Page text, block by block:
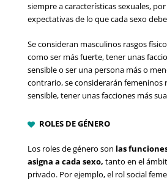
siempre a características sexuales,
expectativas de lo que cada sexo
Se consideran masculinos rasgos
como ser más fuerte, tener unas
sensible o ser una persona más o
contrario, se considerarán femeninos
sensible, tener unas facciones más
ROLES DE GÉNERO
Los roles de género son las
asigna a cada sexo, tanto en el
privado. Por ejemplo, el rol social